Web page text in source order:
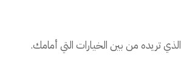
تريده من بين الخيارات التي أمامك.